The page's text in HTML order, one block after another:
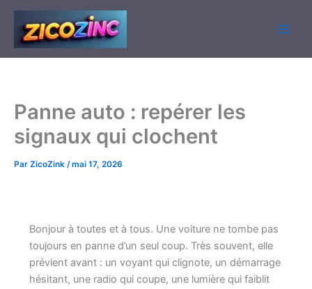
Aller
contenu
Panne auto : repérer les
signaux qui clochent
Par ZicoZink /mai 17, 2026
Bonjour à toutes et à tous. Une voiture ne tombe pas
toujours en panne d’un seul coup. Très souvent, elle
prévient avant : un voyant qui clignote, un démarrage
hésitant, une radio qui coupe, une lumière qui faiblit